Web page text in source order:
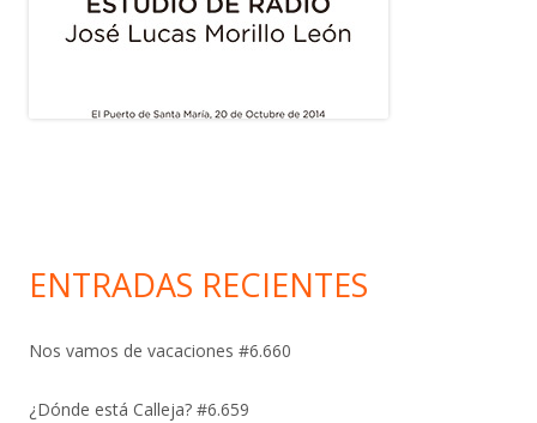
ENTRADAS RECIENTES
Nos vamos de vacaciones #6.660
¿Dónde está Calleja? #6.659